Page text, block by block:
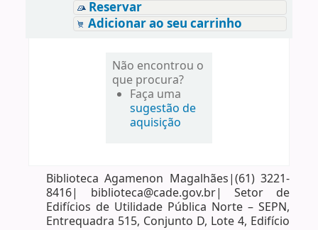
Reservar
Adicionar ao seu carrinho
Não encontrou o
que procura?
Faça uma
sugestão de
aquisição
Biblioteca Agamenon Magalhães|(61) 3221-
8416| biblioteca@cade.gov.br| Setor de
Edifícios de Utilidade Pública Norte – SEPN,
Entrequadra 515, Conjunto D, Lote 4, Edifício